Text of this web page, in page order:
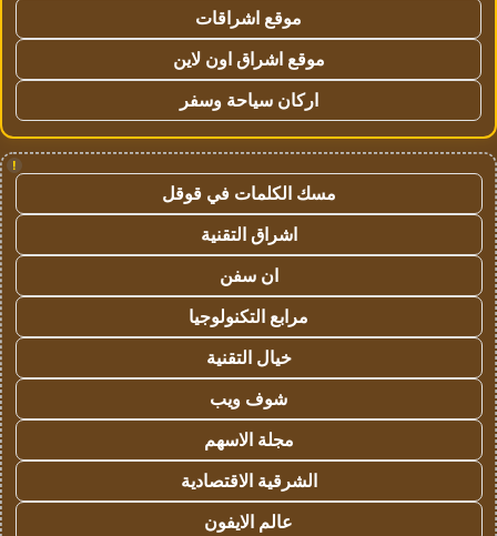
موقع اشراقات
موقع اشراق اون لاين
اركان سياحة وسفر
!
مسك الكلمات في قوقل
اشراق التقنية
ان سفن
مرابع التكنولوجيا
خيال التقنية
شوف ويب
مجلة الاسهم
الشرقية الاقتصادية
عالم الايفون